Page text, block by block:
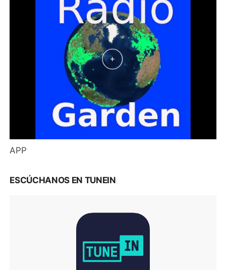
APP
ESCÚCHANOS EN TUNEIN